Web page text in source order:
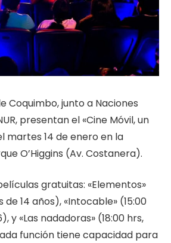
Coquimbo, junto a Naciones
presentan el «Cine Móvil, un
martes 14 de enero en la
O’Higgins (Av. Costanera).
gratuitas: «Elementos»
de 14 años), «Intocable» (15:00
y «Las nadadoras» (18:00 hrs,
función tiene capacidad para